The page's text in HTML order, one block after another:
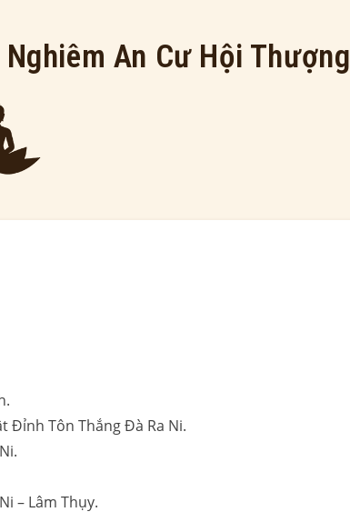
An Cư Hội Thượng
Đỉnh Tôn Thắng Đà Ra Ni.
– Lâm Thụy.